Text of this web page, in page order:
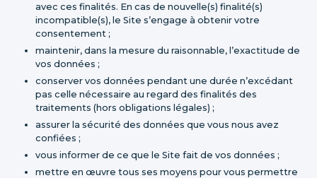
avec ces finalités. En cas de nouvelle(s) finalité(s)
incompatible(s), le Site s’engage à obtenir votre
consentement ;
maintenir, dans la mesure du raisonnable, l’exactitude de
vos données ;
conserver vos données pendant une durée n’excédant
pas celle nécessaire au regard des finalités des
traitements (hors obligations légales) ;
assurer la sécurité des données que vous nous avez
confiées ;
vous informer de ce que le Site fait de vos données ;
mettre en œuvre tous ses moyens pour vous permettre